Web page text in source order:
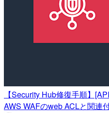
【Security Hub修復手順】
AWS WAFのweb ACLと関連